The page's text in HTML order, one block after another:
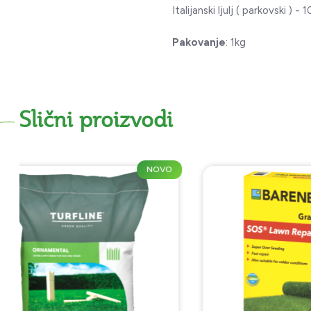
Italijanski ljulj ( parkovski ) -
Pakovanje: 1kg
Slični proizvodi